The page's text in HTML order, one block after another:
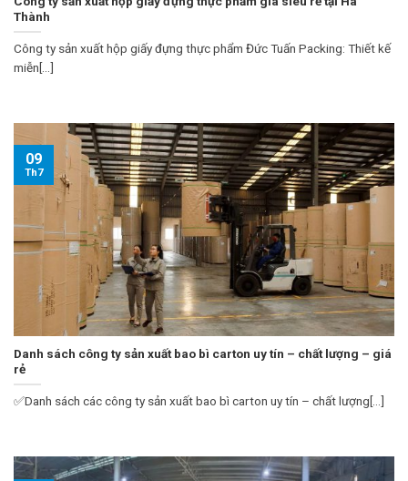
Thành
Công ty sản xuất hộp giấy đựng thực phẩm Đức Tuấn Packing: Thiết kế
miễn[...]
Danh sách công ty sản xuất bao bì carton uy tín – chất lượng – giá
rẻ
✅Danh sách các công ty sản xuất bao bì carton uy tín – chất lượng[...]
09
Th7